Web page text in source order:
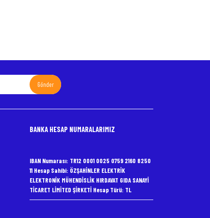
Gönder
BANKA HESAP NUMARALARIMIZ
IBAN Numarası: TR12 0001 0025 0759 2160 8250
11 Hesap Sahibi: ÖZŞAHİNLER ELEKTRİK
ELEKTRONİK MÜHENDİSLİK HIRDAVAT GIDA SANAYİ
TİCARET LİMİTED ŞİRKETİ Hesap Türü: TL